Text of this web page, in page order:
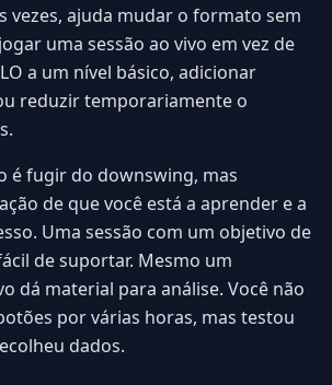
vezes, ajuda mudar o formato sem
uma sessão ao vivo em vez de
a um nível básico, adicionar
reduzir temporariamente o
é fugir do downswing, mas
de que você está a aprender e a
Uma sessão com um objetivo de
de suportar. Mesmo um
dá material para análise. Você não
por várias horas, mas testou
dados.